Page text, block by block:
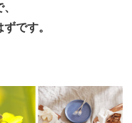
です。